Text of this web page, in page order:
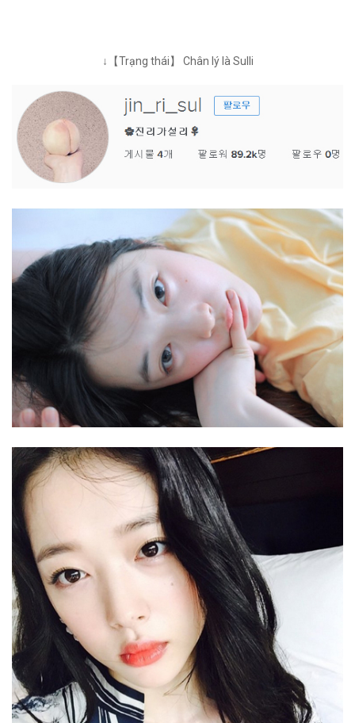
↓【Trạng thái】 Chân lý là Sulli